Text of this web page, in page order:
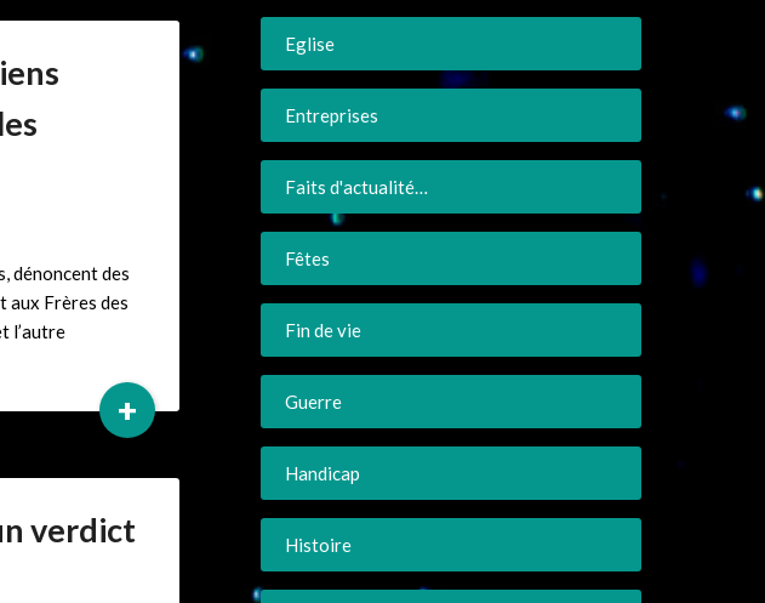
dénoncent des
aux Frères des
l’autre
+
verdict
Eglise
Entreprises
Faits d'actualité…
Fêtes
Fin de vie
Guerre
Handicap
Histoire